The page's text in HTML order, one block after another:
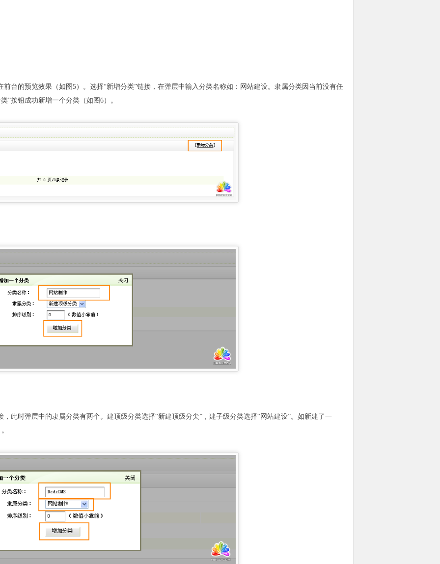
前台的预览效果（如图5）。选择“新增分类”链接，在弹层中输入分类名称如：网站建设。隶属分类因当前没有任
”按钮成功新增一个分类（如图6）。
此时弹层中的隶属分类有两个。建顶级分类选择“新建顶级分尖”，建子级分类选择“网站建设”。如新建了一